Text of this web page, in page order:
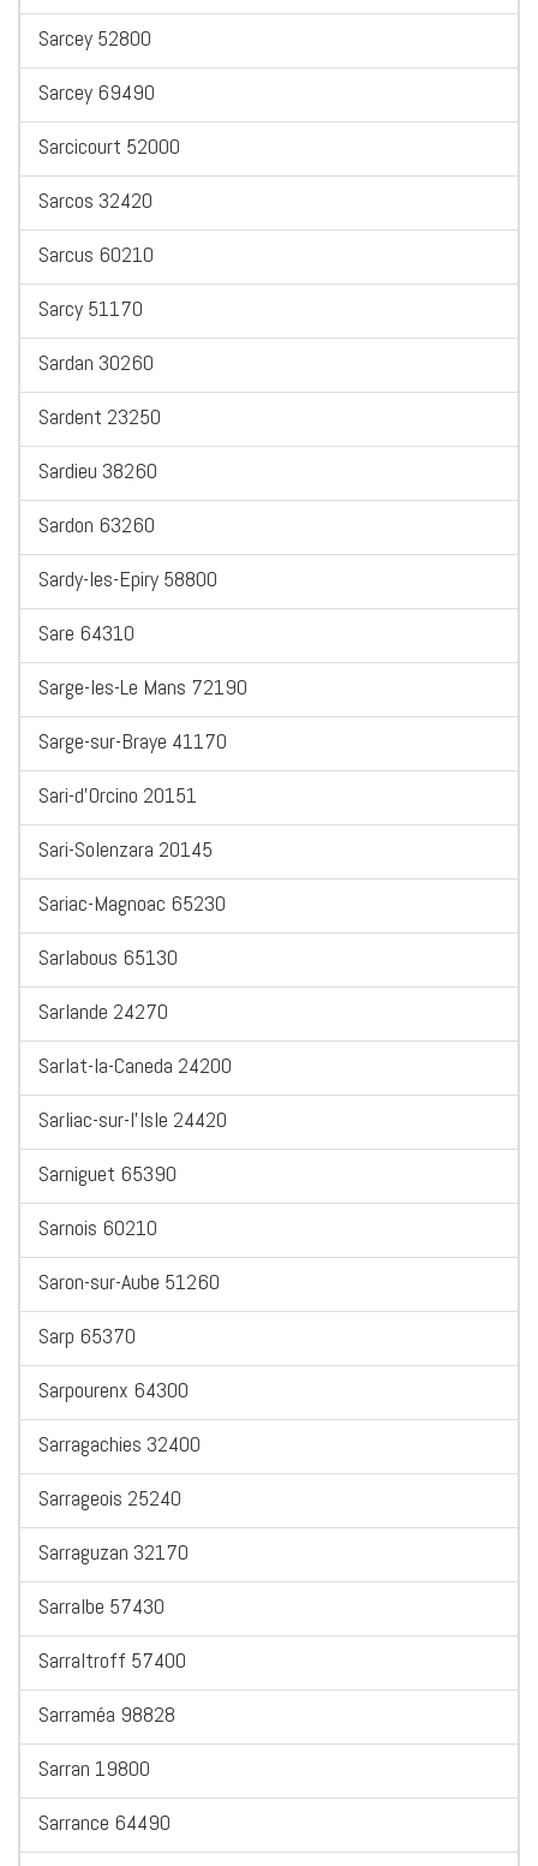
Sarcey 52800
Sarcey 69490
Sarcicourt 52000
Sarcos 32420
Sarcus 60210
Sarcy 51170
Sardan 30260
Sardent 23250
Sardieu 38260
Sardon 63260
Sardy-les-Epiry 58800
Sare 64310
Sarge-les-Le Mans 72190
Sarge-sur-Braye 41170
Sari-d'Orcino 20151
Sari-Solenzara 20145
Sariac-Magnoac 65230
Sarlabous 65130
Sarlande 24270
Sarlat-la-Caneda 24200
Sarliac-sur-l'Isle 24420
Sarniguet 65390
Sarnois 60210
Saron-sur-Aube 51260
Sarp 65370
Sarpourenx 64300
Sarragachies 32400
Sarrageois 25240
Sarraguzan 32170
Sarralbe 57430
Sarraltroff 57400
Sarraméa 98828
Sarran 19800
Sarrance 64490